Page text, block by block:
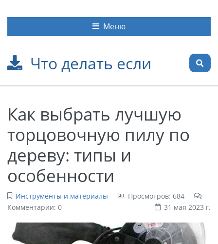
Что делать если
Меню
Как выбрать лучшую
торцовочную пилу по
дереву: типы и
особенности
Инструменты и материалы
Просмотров: 684
Комментарии: 0
31 мая 2023 г.